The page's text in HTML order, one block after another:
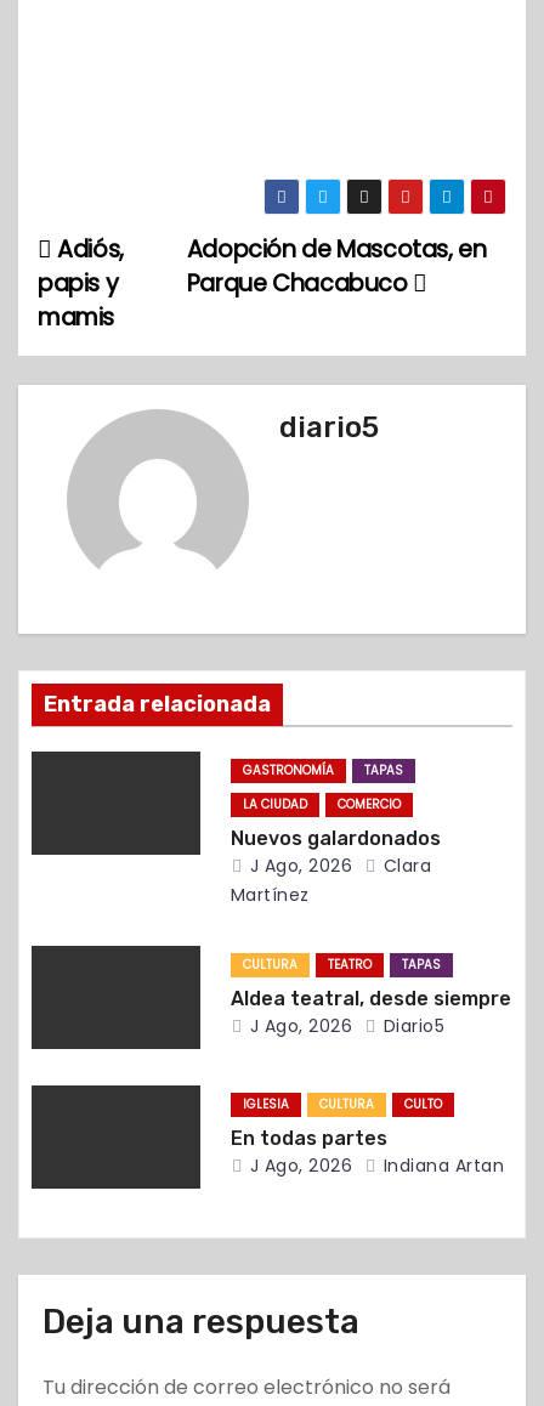
N
a
v
ó
n
e
a
a
s
Adopción de Mascotas, en
Parque Chacabuco
Adiós,
papis y
mamis
diario5
Entrada relacionada
GASTRONOMÍA
TAPAS
LA CIUDAD
COMERCIO
Nuevos galardonados
J Ago, 2026
Clara
Martínez
CULTURA TEATRO TAPAS
Aldea teatral, desde siempre
J Ago, 2026 Diario5
IGLESIA CULTURA CULTO
En todas partes
J Ago, 2026 Indiana Artan
Deja una respuesta
Tu dirección de correo electrónico no será